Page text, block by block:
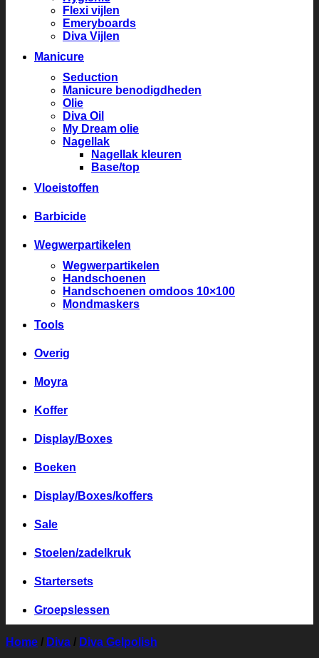
Flexi vijlen
Emeryboards
Diva Vijlen
Manicure
Seduction
Manicure benodigdheden
Olie
Diva Oil
My Dream olie
Nagellak
Nagellak kleuren
Base/top
Vloeistoffen
Barbicide
Wegwerpartikelen
Wegwerpartikelen
Handschoenen
Handschoenen omdoos 10×100
Mondmaskers
Tools
Overig
Moyra
Koffer
Display/Boxes
Boeken
Display/Boxes/koffers
Sale
Stoelen/zadelkruk
Startersets
Groepslessen
Home / Diva / Diva Gelpolish